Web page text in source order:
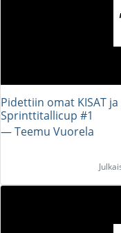
Pidettiin omat KISAT ja
Sprinttitallicup #1
― Teemu Vuorela